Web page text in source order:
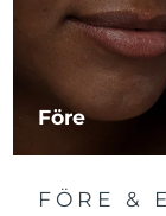
Före
FÖRE &
Macao SAR
Malaysia